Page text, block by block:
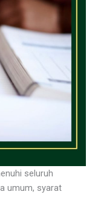
seluruh
umum, syarat